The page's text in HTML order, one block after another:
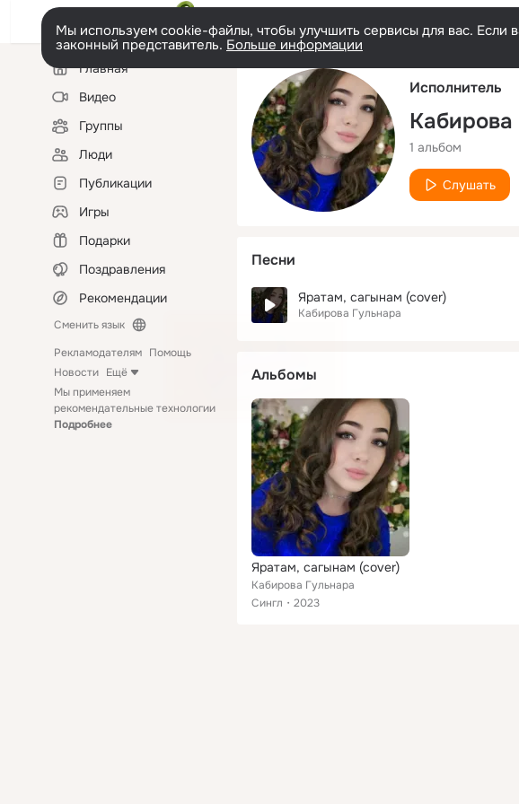
Мы используем cookie-файлы, чтобы улучшить сервисы для вас. Если
законный представитель. Больше информации
Левая
колонкаГлавная
Видео
Группы
Люди
Публикации
Игры
Подарки
Поздравления
Рекомендации
Сменить язык
Рекламодателям Помощь
Новости Ещё
Мы применяем
рекомендательные технологии
Подробнее
Исполнитель
Кабирова
1 альбом
Слушать
Песни
Яратам, сагынам (cover)
Кабирова Гульнара
Альбомы
Яратам, сагынам (cover)
Кабирова Гульнара
Сингл
2023